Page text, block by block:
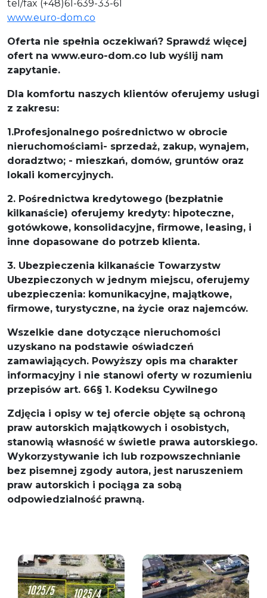
tel/fax (+48)61-639-33-61
www.euro-dom.co
Oferta nie spełnia oczekiwań? Sprawdź więcej
ofert na www.euro-dom.co lub wyślij nam
zapytanie.
Dla komfortu naszych klientów oferujemy usługi
z zakresu:
1.Profesjonalnego pośrednictwo w obrocie
nieruchomościami- sprzedaż, zakup, wynajem,
doradztwo; - mieszkań, domów, gruntów oraz
lokali komercyjnych.
2. Pośrednictwa kredytowego (bezpłatnie
kilkanaście) oferujemy kredyty: hipoteczne,
gotówkowe, konsolidacyjne, firmowe, leasing, i
inne dopasowane do potrzeb klienta.
3. Ubezpieczenia kilkanaście Towarzystw
Ubezpieczonych w jednym miejscu, oferujemy
ubezpieczenia: komunikacyjne, majątkowe,
firmowe, turystyczne, na życie oraz najemców.
Wszelkie dane dotyczące nieruchomości
uzyskano na podstawie oświadczeń
zamawiających. Powyższy opis ma charakter
informacyjny i nie stanowi oferty w rozumieniu
przepisów art. 66§ 1. Kodeksu Cywilnego
Zdjęcia i opisy w tej ofercie objęte są ochroną
praw autorskich majątkowych i osobistych,
stanowią własność w świetle prawa autorskiego.
Wykorzystywanie ich lub rozpowszechnianie
bez pisemnej zgody autora, jest naruszeniem
praw autorskich i pociąga za sobą
odpowiedzialność prawną.